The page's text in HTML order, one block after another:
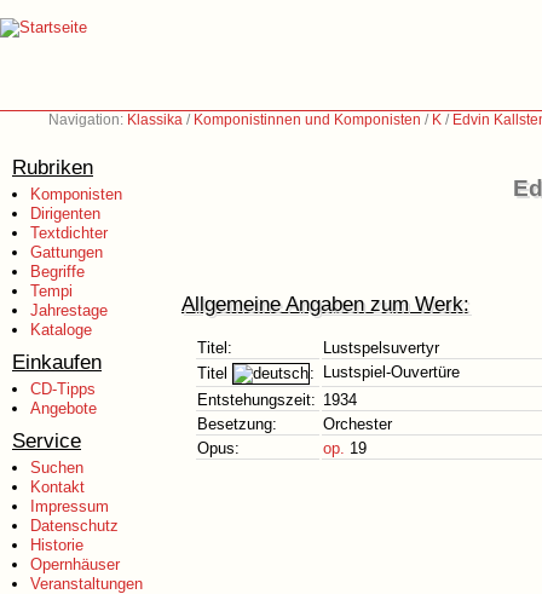
Navigation: Klassika / Komponistinnen und Komponisten / K / Edvin
Rubriken
Komponisten
Dirigenten
Textdichter
Gattungen
Begriffe
Tempi
Jahrestage
Kataloge
Einkaufen
CD-Tipps
Angebote
Service
Suchen
Kontakt
Impressum
Datenschutz
Historie
Opernhäuser
Veranstaltungen
Allgemeine Angaben zum Werk:
Titel:
Lustspelsuvertyr
Titel
:
Lustspiel-Ouvertüre
Entstehungszeit: 1934
Besetzung:
Orchester
Opus:
op. 19